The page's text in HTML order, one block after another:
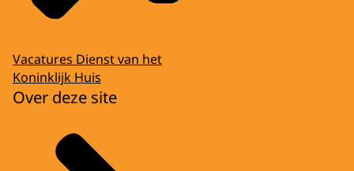
Vacatures Dienst van het
Koninklijk Huis
Over deze site